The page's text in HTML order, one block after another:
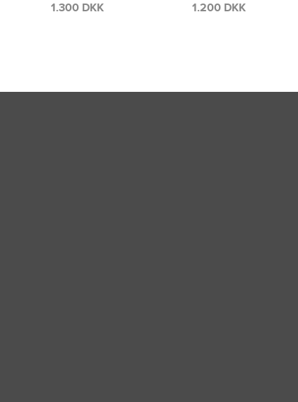
1.200 DKK 1.300 DKK